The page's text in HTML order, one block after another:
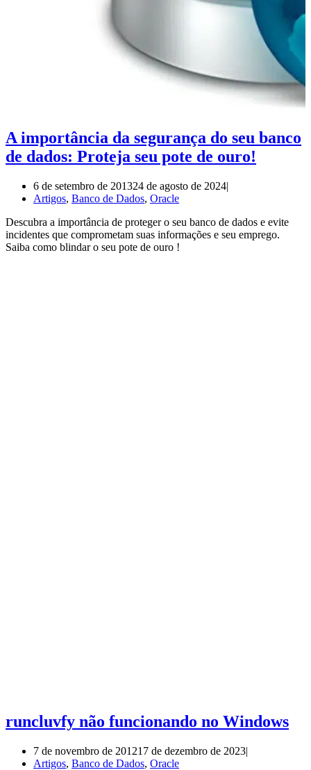
A importância da segurança do seu banco
de dados: Proteja seu pote de ouro!
6 de setembro de 201324 de agosto de 2024
Artigos, Banco de Dados, Oracle
Descubra a importância de proteger o seu banco de dados e evite
incidentes que comprometam suas informações e seu emprego.
Saiba como blindar o seu pote de ouro !
runcluvfy não funcionando no Windows
7 de novembro de 201217 de dezembro de 2023
Artigos, Banco de Dados, Oracle